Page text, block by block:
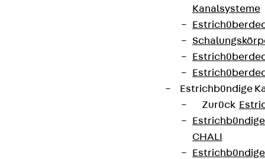
Kanalsysteme
Estrichbündige
Zurück
CHALI